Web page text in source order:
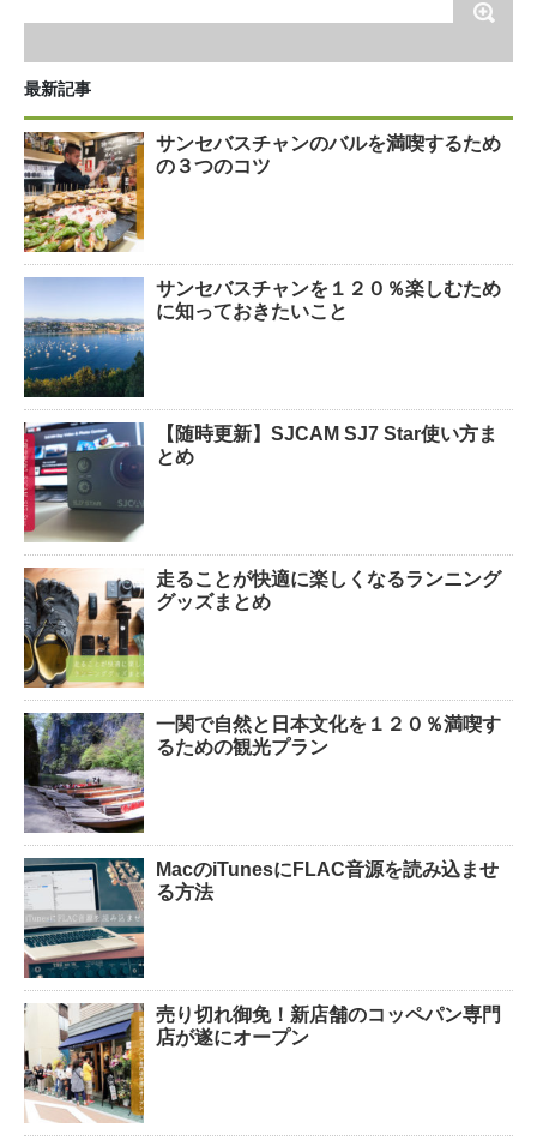
最新記事
サンセバスチャンのバルを満喫するため
の３つのコツ
サンセバスチャンを１２０％楽しむため
に知っておきたいこと
【随時更新】SJCAM SJ7 Star使い方ま
とめ
走ることが快適に楽しくなるランニング
グッズまとめ
一関で自然と日本文化を１２０％満喫す
るための観光プラン
MacのiTunesにFLAC音源を読み込ませ
る方法
売り切れ御免！新店舗のコッペパン専門
店が遂にオープン